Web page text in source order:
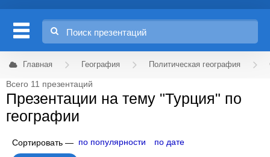
Главная География Политическая география
Всего 11 презентаций
Презентации на тему "Турция" по
географии
Сортировать — по популярности по дате